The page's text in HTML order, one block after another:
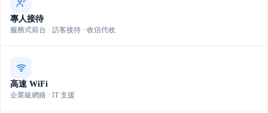
專人接待
服務式前台 · 訪客接待 · 收信代收
高速 WiFi
企業級網絡 · IT 支援